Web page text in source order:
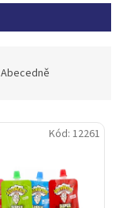
Abecedně
Kód: 12261